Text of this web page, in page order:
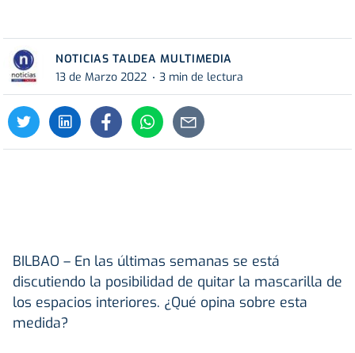
NOTICIAS TALDEA MULTIMEDIA
13 de Marzo 2022
3 min de lectura
BILBAO – En las últimas semanas se está
discutiendo la posibilidad de quitar la mascarilla de
los espacios interiores. ¿Qué opina sobre esta
medida?